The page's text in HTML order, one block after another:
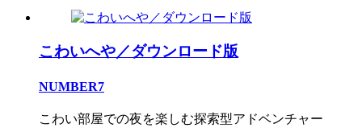
こわいへや／ダウンロード版
NUMBER7
こわい部屋での夜を楽しむ探索型アドベンチャー